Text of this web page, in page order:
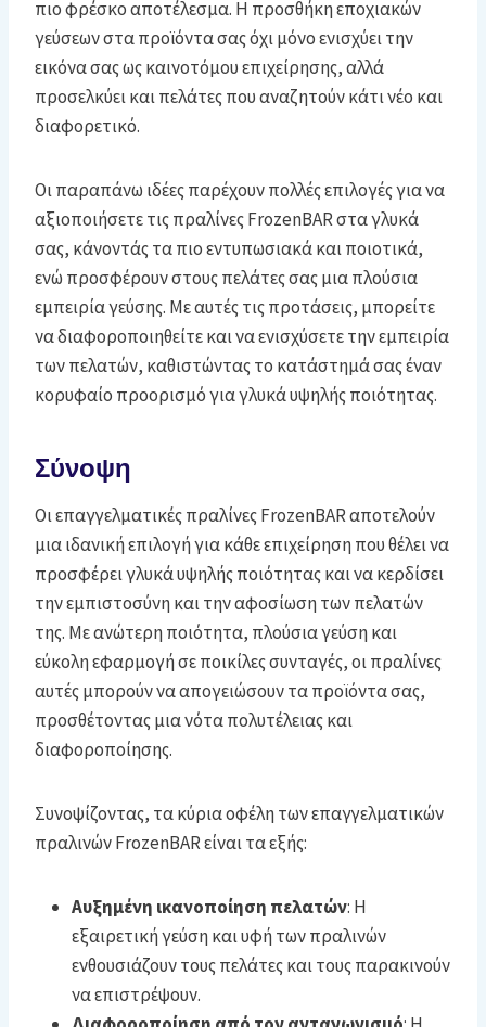
πιο φρέσκο αποτέλεσμα. Η προσθήκη εποχιακών
γεύσεων στα προϊόντα σας όχι μόνο ενισχύει την
εικόνα σας ως καινοτόμου επιχείρησης, αλλά
προσελκύει και πελάτες που αναζητούν κάτι νέο και
διαφορετικό.
Οι παραπάνω ιδέες παρέχουν πολλές επιλογές για να
αξιοποιήσετε τις πραλίνες FrozenBAR στα γλυκά
σας, κάνοντάς τα πιο εντυπωσιακά και ποιοτικά,
ενώ προσφέρουν στους πελάτες σας μια πλούσια
εμπειρία γεύσης. Με αυτές τις προτάσεις, μπορείτε
να διαφοροποιηθείτε και να ενισχύσετε την εμπειρία
των πελατών, καθιστώντας το κατάστημά σας έναν
κορυφαίο προορισμό για γλυκά υψηλής ποιότητας.
Σύνοψη
Οι επαγγελματικές πραλίνες FrozenBAR αποτελούν
μια ιδανική επιλογή για κάθε επιχείρηση που θέλει να
προσφέρει γλυκά υψηλής ποιότητας και να κερδίσει
την εμπιστοσύνη και την αφοσίωση των πελατών
της. Με ανώτερη ποιότητα, πλούσια γεύση και
εύκολη εφαρμογή σε ποικίλες συνταγές, οι πραλίνες
αυτές μπορούν να απογειώσουν τα προϊόντα σας,
προσθέτοντας μια νότα πολυτέλειας και
διαφοροποίησης.
Συνοψίζοντας, τα κύρια οφέλη των επαγγελματικών
πραλινών FrozenBAR είναι τα εξής:
Αυξημένη ικανοποίηση πελατών: Η
εξαιρετική γεύση και υφή των πραλινών
ενθουσιάζουν τους πελάτες και τους παρακινούν
να επιστρέψουν.